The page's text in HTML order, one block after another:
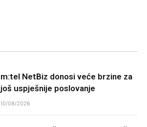
m:tel NetBiz donosi veće brzine za
još uspješnije poslovanje
10/08/2026